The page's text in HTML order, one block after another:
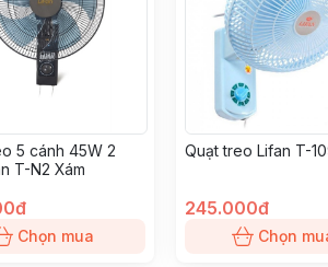
5 cánh 45W 2
T-N2 Xám
Chọn mua
Quạt treo Lifan T-
245.000đ
Chọn